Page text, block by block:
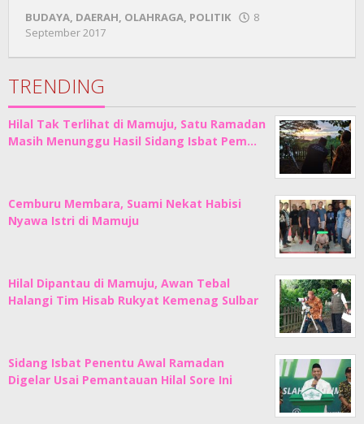
BUDAYA, DAERAH, OLAHRAGA, POLITIK
8
September 2017
Junaedi
TRENDING
Hilal Tak Terlihat di Mamuju, Satu Ramadan
Masih Menunggu Hasil Sidang Isbat Pem…
Cemburu Membara, Suami Nekat Habisi
Nyawa Istri di Mamuju
Hilal Dipantau di Mamuju, Awan Tebal
Halangi Tim Hisab Rukyat Kemenag Sulbar
Sidang Isbat Penentu Awal Ramadan
Digelar Usai Pemantauan Hilal Sore Ini